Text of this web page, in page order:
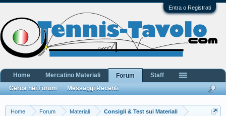
Entra o Registrati
Home Forum Materiali Consigli & Test sui Materiali
Home Mercatino Materiali
Forum
Cerca nei Forum
Messaggi Recenti
Staff